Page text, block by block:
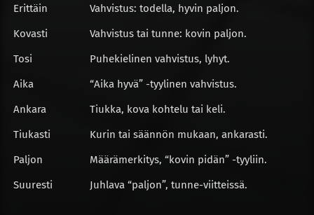
Erittäin
Vahvistus: todella, hyvin paljon.
Kovasti
Vahvistus tai tunne: kovin paljon.
Tosi
Puhekielinen vahvistus, lyhyt.
Aika
“Aika hyvä” -tyylinen vahvistus.
Ankara
Tiukka, kova kohtelu tai keli.
Tiukasti
Kurin tai säännön mukaan, ankarasti.
Paljon
Määrämerkitys, “kovin pidän” -tyyliin.
Suuresti
Juhlava “paljon”, tunne-viitteissä.